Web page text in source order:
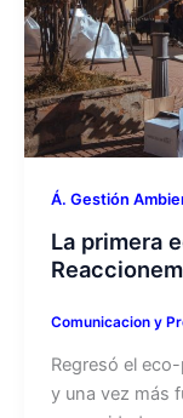
Á. Gestión
La primera
Comunicacion y
Regresó el
y una vez más